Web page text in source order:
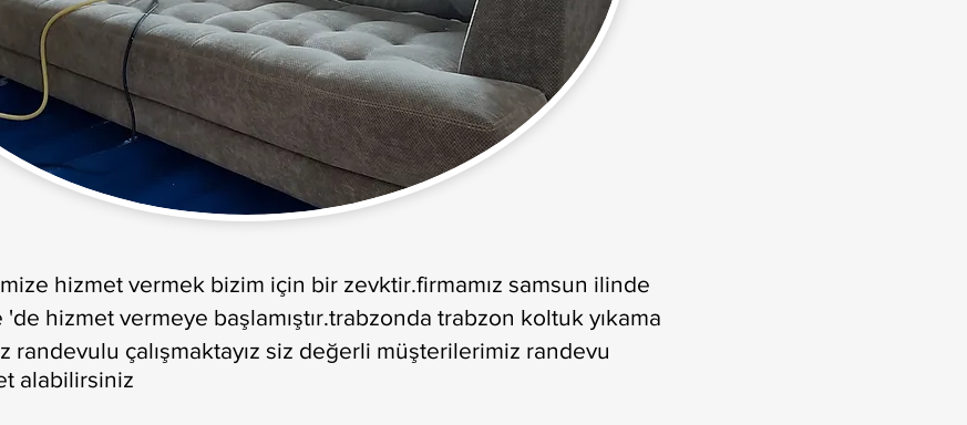
hizmet vermek bizim için bir zevktir.firmamız samsun ilinde
hizmet vermeye başlamıştır.trabzonda trabzon koltuk yıkama
randevulu çalışmaktayız siz değerli müşterilerimiz randevu
alabilirsiniz